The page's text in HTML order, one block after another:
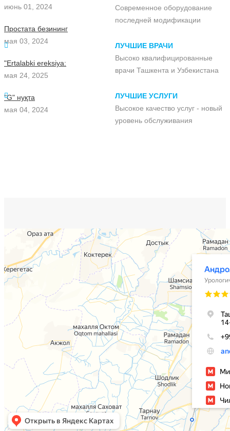
июнь 01, 2024
Простата безининг
мая 03, 2024
"Ertalabki ereksiya:
мая 24, 2025
"G" нуқта
мая 04, 2024
Современное оборудование
последней модификации
ЛУЧШИЕ ВРАЧИ
Высоко квалифицированные
врачи Ташкента и Узбекистана
ЛУЧШИЕ УСЛУГИ
Высокое качество услуг - новый
уровень обслуживания